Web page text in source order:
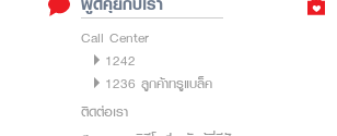
Call Center
1242
1236 ลูกค้าทรูแบล็ค
ติดต่อเรา